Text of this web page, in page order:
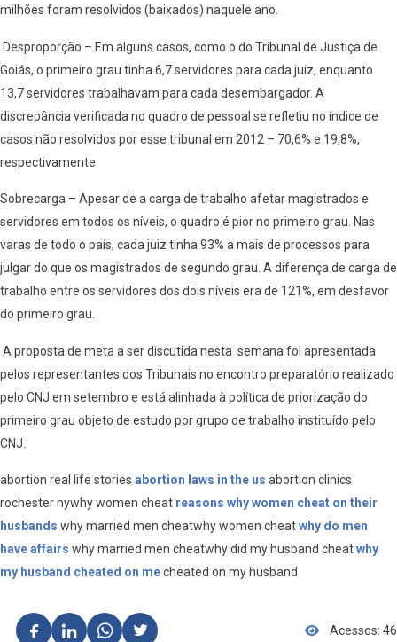
milhões foram resolvidos (baixados) naquele ano.
Desproporção – Em alguns casos, como o do Tribunal de Justiça de
Goiás, o primeiro grau tinha 6,7 servidores para cada juiz, enquanto
13,7 servidores trabalhavam para cada desembargador. A
discrepância verificada no quadro de pessoal se refletiu no índice de
casos não resolvidos por esse tribunal em 2012 – 70,6% e 19,8%,
respectivamente.
Sobrecarga – Apesar de a carga de trabalho afetar magistrados e
servidores em todos os níveis, o quadro é pior no primeiro grau. Nas
varas de todo o país, cada juiz tinha 93% a mais de processos para
julgar do que os magistrados de segundo grau. A diferença de carga de
trabalho entre os servidores dos dois níveis era de 121%, em desfavor
do primeiro grau.
A proposta de meta a ser discutida nesta semana foi apresentada
pelos representantes dos Tribunais no encontro preparatório realizado
pelo CNJ em setembro e está alinhada à política de priorização do
primeiro grau objeto de estudo por grupo de trabalho instituído pelo
CNJ.
abortion real life stories abortion laws in the us abortion clinics
rochester nywhy women cheat reasons why women cheat on their
husbands why married men cheatwhy women cheatwhy do men
have affairs why married men cheatwhy did my husband cheatwhy
my husband cheated on mecheated on my husband
Acessos: 46